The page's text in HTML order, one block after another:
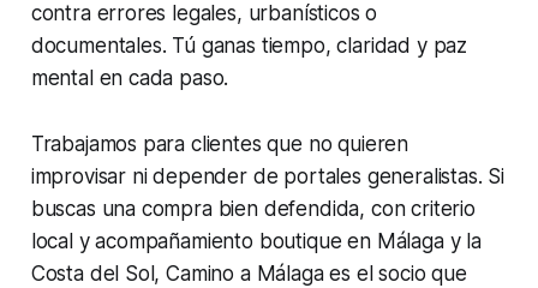
contra errores legales, urbanísticos o
documentales. Tú ganas tiempo, claridad y paz
mental en cada paso.
Trabajamos para clientes que no quieren
improvisar ni depender de portales generalistas. Si
buscas una compra bien defendida, con criterio
local y acompañamiento boutique en Málaga y la
Costa del Sol, Camino a Málaga es el socio que